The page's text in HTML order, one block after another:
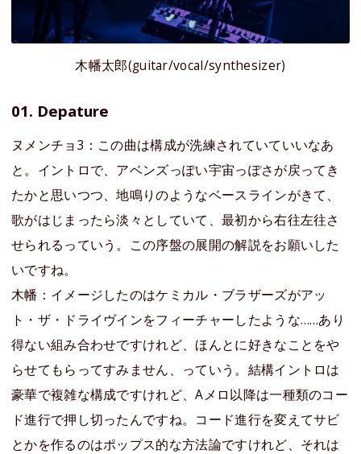
木幡太郎(guitar/vocal/synthesizer)
01. Depature
ヌメンチョ3：この曲は構成が洗練されていていいなあ
と。イントロで、アベンズっぽい宇宙っぽさが戻ってき
たかと思いつつ、地鳴りのようなベースラインがきて、
歌がはじまったら淡々としていて、最初から右往左往さ
せられるっていう。この序盤の展開の解説をお願いした
いですね。
木幡：イメージしたのはケミカル・ブラザーズがアッ
ト・ザ・ドライヴインをフィーチャーしたような……あり
得ない組み合わせですけれど、ほんとに好きなことをや
らせてもらってすみません、っていう。結構イントロは
豪華で複雑な構成ですけれど、Aメロ以降は一種類のコー
ド進行で押し切ったんですね。コード進行を変えてサビ
とかを作るのはポップス的な方法論ですけれど、それは